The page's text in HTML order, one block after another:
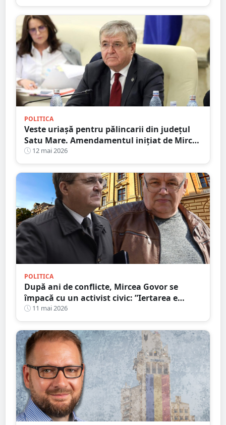
POLITICA
Veste uriașă pentru pălincarii din județul
Satu Mare. Amendamentul inițiat de Mircea
Govor trece de primul test
12 mai 2026
POLITICA
După ani de conflicte, Mircea Govor se
împacă cu un activist civic: ”Iertarea e
virtutea oamenilor puternici”
11 mai 2026